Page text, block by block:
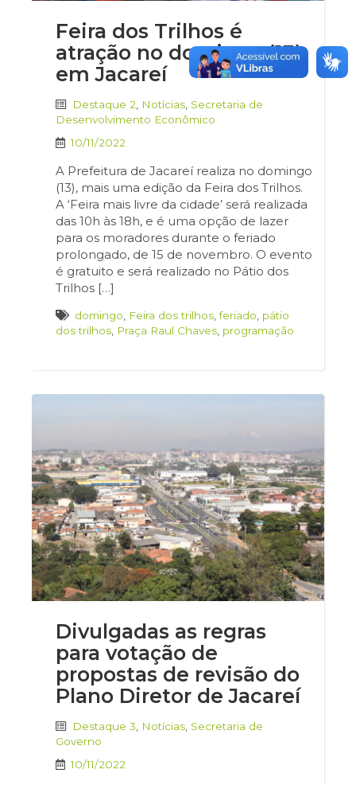
Feira dos Trilhos é
atração no domingo (13),
em Jacareí
Destaque 2 Notícias Secretaria de
Desenvolvimento Econômico
10/11/2022
A Prefeitura de Jacareí realiza no domingo
(13), mais uma edição da Feira dos Trilhos.
A ‘Feira mais livre da cidade’ será realizada
das 10h às 18h, e é uma opção de lazer
para os moradores durante o feriado
prolongado, de 15 de novembro. O evento
é gratuito e será realizado no Pátio dos
Trilhos […]
domingo Feira dos trilhos ,feriado pátio
dos trilhos Praça Raul Chaves programação
Divulgadas as regras
para votação de
propostas de revisão do
Plano Diretor de Jacareí
Destaque 3 Notícias Secretaria de
Governo
10/11/2022